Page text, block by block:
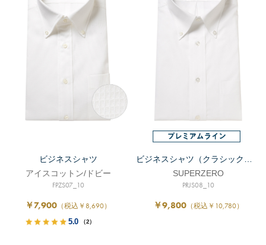
ビジネスシャツ
アイスコットン/ドビー
FPZS07_10
￥7,900 （税込￥8,690）
5.0 （2）
SUPERZERO
PRJS08_10
￥9,800（税込￥10,780）